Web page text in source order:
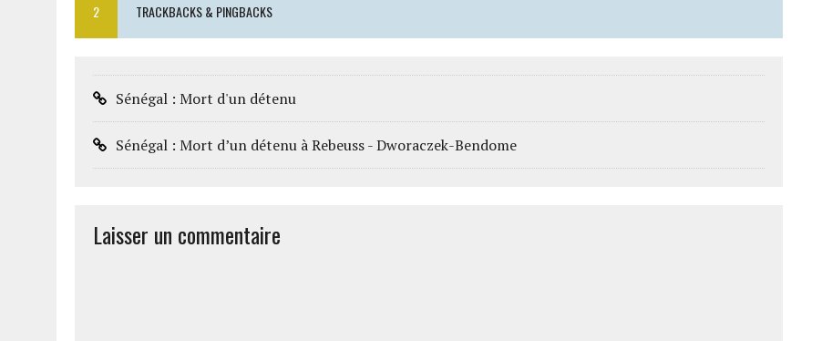
2 TRACKBACKS & PINGBACKS
Sénégal : Mort d'un détenu
Sénégal : Mort d’un détenu à Rebeuss - Dworaczek-Bendome
Laisser un commentaire